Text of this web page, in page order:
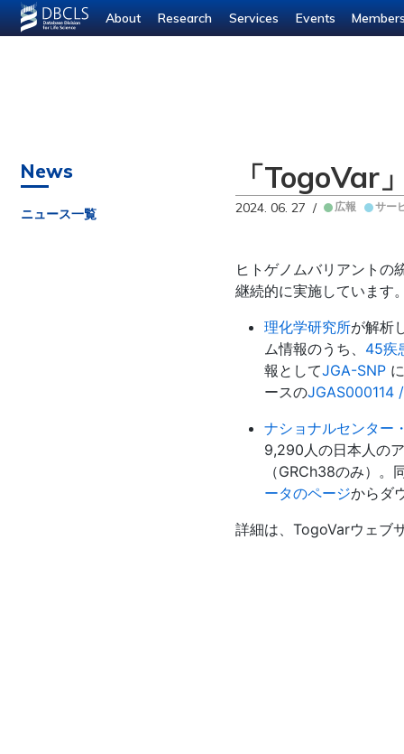
--- --- About Research Services Events
News
ニュース一覧
「TogoVar
2024. 06. 27 / 広報 サー
ヒトゲノムバリアントの
継続的に実施しています
理化学研究所が解析
ム情報のうち、 45疾
報としてJGA-SNP
ースのJGAS000114
ナショナルセンター
9,290人の日本人の
（GRCh38のみ）
ータのページからダ
詳細は、TogoVarウェブ